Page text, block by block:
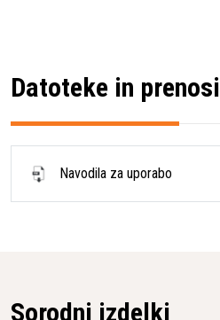
Datoteke in prenosi
Navodila za uporabo
Sorodni izdelki